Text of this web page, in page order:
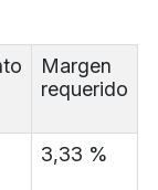
Margen
requerido
3,33 %